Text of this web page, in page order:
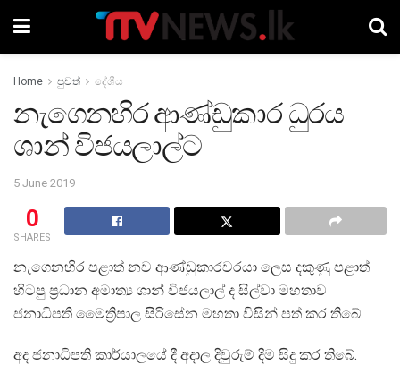
Home පුවත් දේශීය
නැගෙනහිර ආණ්ඩුකාර ධුරය
ශාන් විජයලාල්ට
5 June 2019
0
SHARES
නැගෙනහිර පළාත් නව ආණ්ඩුකාරවරයා ලෙස දකුණු පළාත්
හිටපු ප්‍රධාන අමාත්‍ය ශාන් විජයලාල් ද සිල්වා මහතාව
ජනාධිපති මෛත්‍රිපාල සිරිසේන මහතා විසින් පත් කර තිබේ.
අද ජනාධිපති කාර්යාලයේ දී අදාල දිවුරුම් දීම සිදු කර තිබේ.